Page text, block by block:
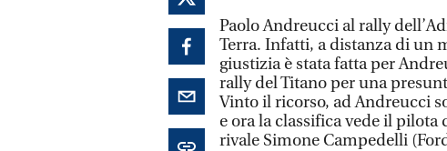
Paolo Andreucci al rally
Terra. Infatti, a distanza di un
giustizia è stata fatta per
rally del Titano per una
Vinto il ricorso, ad Andreucci
e ora la classifica vede il
rivale Simone Campedelli